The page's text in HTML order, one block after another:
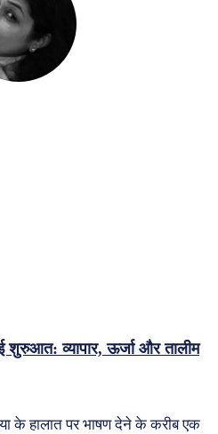
शुरुआत: व्यापार, ऊर्जा और तालीम
के हालात पर भाषण देने के करीब एक